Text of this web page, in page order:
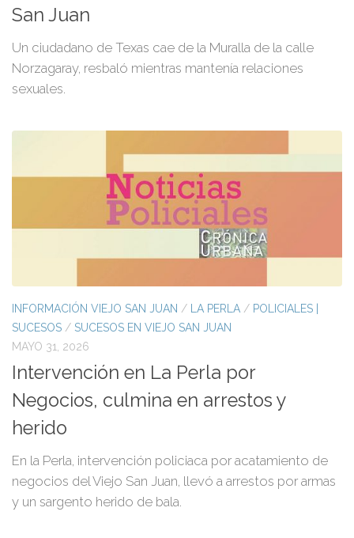
San Juan
Un ciudadano de Texas cae de la Muralla de la calle
Norzagaray, resbaló mientras mantenía relaciones
sexuales.
INFORMACIÓN VIEJO SAN JUAN / LA PERLA / POLICIALES |
SUCESOS / SUCESOS EN VIEJO SAN JUAN
MAYO 31, 2026
Intervención en La Perla por
Negocios, culmina en arrestos y
herido
En la Perla, intervención policiaca por acatamiento de
negocios del Viejo San Juan, llevó a arrestos por armas
y un sargento herido de bala.